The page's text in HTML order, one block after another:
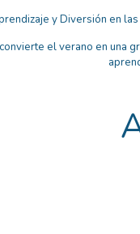
y Diversión en
convierte el verano en una